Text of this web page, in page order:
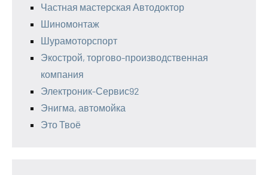
Частная мастерская Автодоктор
Шиномонтаж
Шурамоторспорт
Экострой, торгово-производственная
компания
Электроник-Сервис92
Энигма, автомойка
Это Твоё